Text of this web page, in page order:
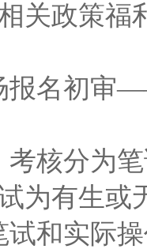
关政策福
报名初
考核分为
为有生或
试和实际